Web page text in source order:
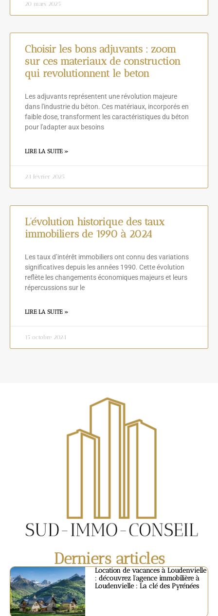
20 mars 2025
Choisir les bons adjuvants : zoom
sur ces materiaux de construction
qui revolutionnent le beton
Les adjuvants représentent une révolution majeure
dans l'industrie du béton. Ces matériaux, incorporés en
faible dose, transforment les caractéristiques du béton
pour l'adapter aux besoins
LIRE LA SUITE »
24 février 2025
L’évolution historique des taux
immobiliers de 1990 à 2024
Les taux d’intérêt immobiliers ont connu des variations
significatives depuis les années 1990. Cette évolution
reflète les changements économiques majeurs et leurs
répercussions sur le
LIRE LA SUITE »
15 octobre 2024
Derniers articles
Location de vacances à Loudenvielle
: découvrez l’agence immobilière à
Loudenvielle : La clé des Pyrénées